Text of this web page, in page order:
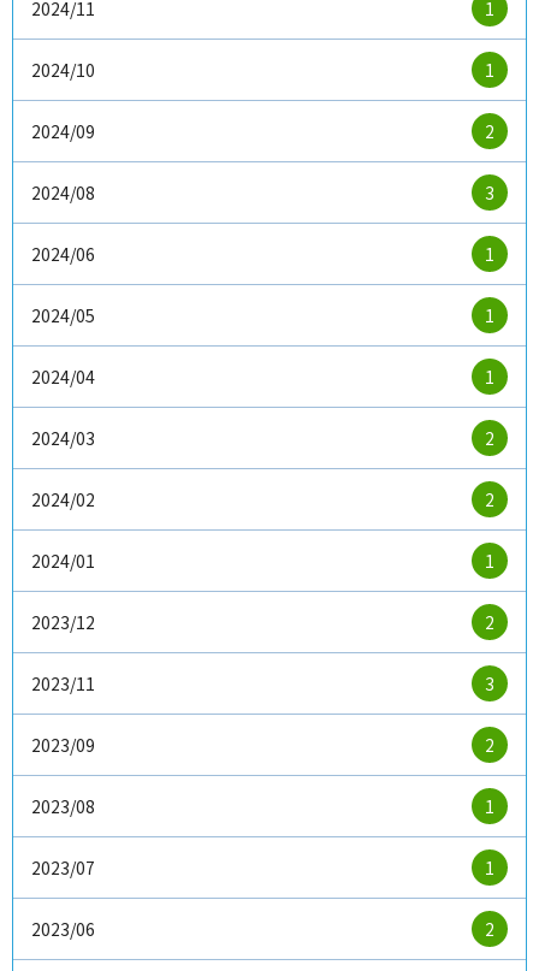
2024/11 1
2024/10 1
2024/09 2
2024/08 3
2024/06 1
2024/05 1
2024/04 1
2024/03 2
2024/02 2
2024/01 1
2023/12 2
2023/11 3
2023/09 2
2023/08 1
2023/07 1
2023/06 2